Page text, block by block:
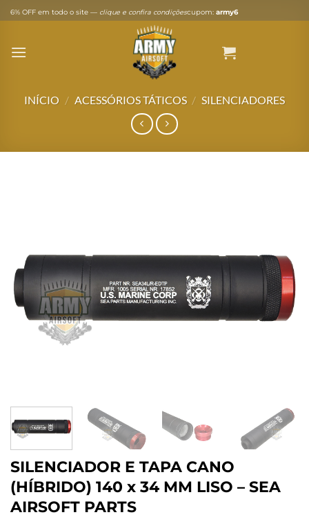
Skip
to
6% OFF em todo o site — clique e confira condiçõescupom: army6
INÍCIO / ACESSÓRIOS TÁTICOS / SILENCIADORES
SILENCIADOR E TAPA CANO
(HÍBRIDO) 140 x 34 MM LISO – SEA
AIRSOFT PARTS